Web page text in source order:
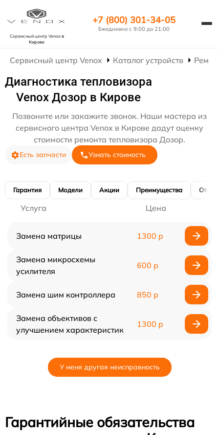
Сервисный центр Venoxв
Кирове
+7 (800) 301-34-05
Ежедневно с 9:00 до 21:00
Сервисный центр Venox Каталог устройств
Диагностика тепловизора
Venox Дозор в Кирове
Позвоните или закажите звонок. Наши мастера из
сервисного центра Venox в Кирове дадут оценку
стоимости ремонта тепловизора Дозор.
Есть запчасти Узнать стоимость
Гарантия Модели Акции Преимущества
Услуга Цена
Замена матрицы 1300 р
Замена микросхемы
усилителя
600 р
Замена шим контроллера 850 р
Замена объективов с
улучшением характеристик
1300 р
У меня другая неисправность
Гарантийные обязательства